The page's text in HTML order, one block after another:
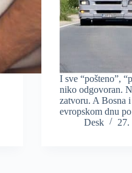
I sve “pošteno”,
niko odgovoran.
zatvoru. A Bosna
evropskom dnu
Desk
27.